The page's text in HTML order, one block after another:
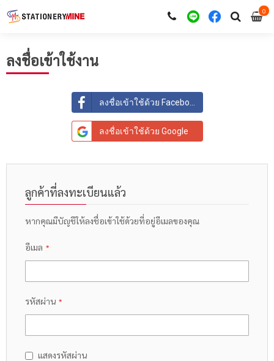
00
ลงชื่อเข้าใช้งาน
ลงชื่อเข้าใช้ด้วย Facebook
ลงชื่อเข้าใช้ด้วย Google
ลูกค้าที่ลงทะเบียนแล้ว
หากคุณมีบัญชีให้ลงชื่อเข้าใช้ด้วยที่อยู่อีเมลของคุณ
อีเมล
รหัสผ่าน
แสดงรหัสผ่าน